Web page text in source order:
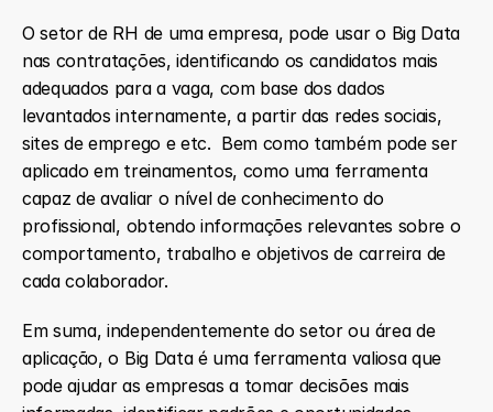
O setor de RH de uma empresa, pode usar o Big Data
nas contratações, identificando os candidatos mais
adequados para a vaga, com base dos dados
levantados internamente, a partir das redes sociais,
sites de emprego e etc.  Bem como também pode ser
aplicado em treinamentos, como uma ferramenta
capaz de avaliar o nível de conhecimento do
profissional, obtendo informações relevantes sobre o
comportamento, trabalho e objetivos de carreira de
cada colaborador.
Em suma, independentemente do setor ou área de
aplicação, o Big Data é uma ferramenta valiosa que
pode ajudar as empresas a tomar decisões mais